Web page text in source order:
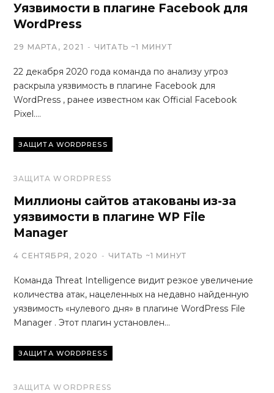
Уязвимости в плагине Facebook для
WordPress
29 МАРТА, 2021 ЧИТАТЬ ~1 МИНУТ
22 декабря 2020 года команда по анализу угроз
раскрыла уязвимость в плагине Facebook для
WordPress , ранее известном как Official Facebook
Pixel.…
ЗАЩИТА WORDPRESS
ЗАЩИТА WORDPRESS
Миллионы сайтов атакованы из-за
уязвимости в плагине WP File
Manager
4 СЕНТЯБРЯ, 2020 ЧИТАТЬ ~1 МИНУТ
Команда Threat Intelligence видит резкое увеличение
количества атак, нацеленных на недавно найденную
уязвимость «нулевого дня» в плагине WordPress File
Manager . Этот плагин установлен…
ЗАЩИТА WORDPRESS
ЗАЩИТА WORDPRESS